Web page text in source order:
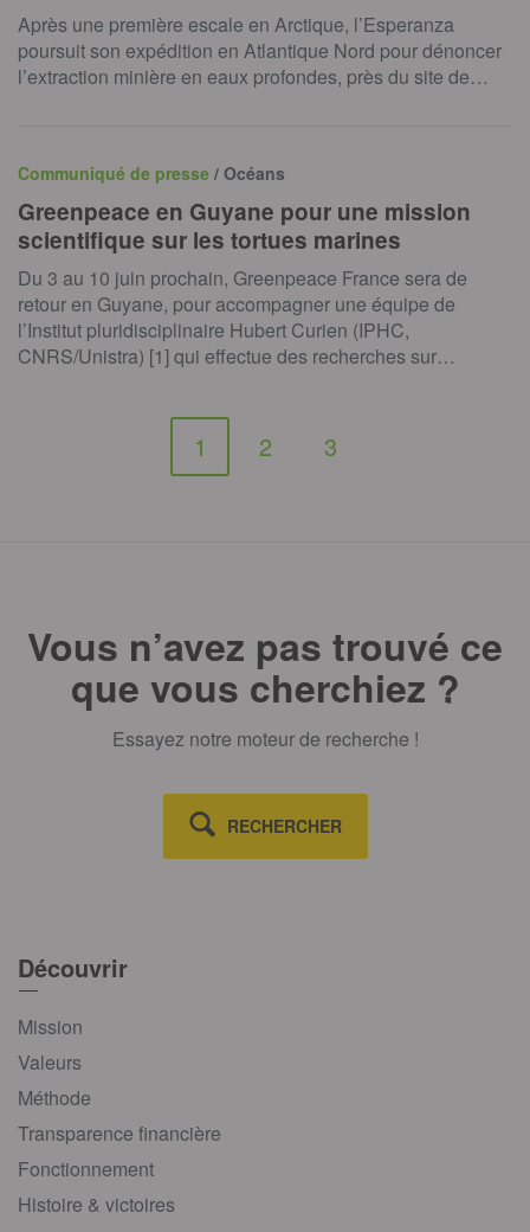
Après une première escale en Arctique, l’Esperanza
poursuit son expédition en Atlantique Nord pour dénoncer
l’extraction minière en eaux profondes, près du site de…
Communiqué de presse / Océans
Greenpeace en Guyane pour une mission
scientifique sur les tortues marines
Du 3 au 10 juin prochain, Greenpeace France sera de
retour en Guyane, pour accompagner une équipe de
l’Institut pluridisciplinaire Hubert Curien (IPHC,
CNRS/Unistra) [1] qui effectue des recherches sur…
1 2 3
Vous n’avez pas trouvé ce
que vous cherchiez ?
Essayez notre moteur de recherche !
RECHERCHER
Découvrir
Mission
Valeurs
Méthode
Transparence financière
Fonctionnement
Histoire & victoires